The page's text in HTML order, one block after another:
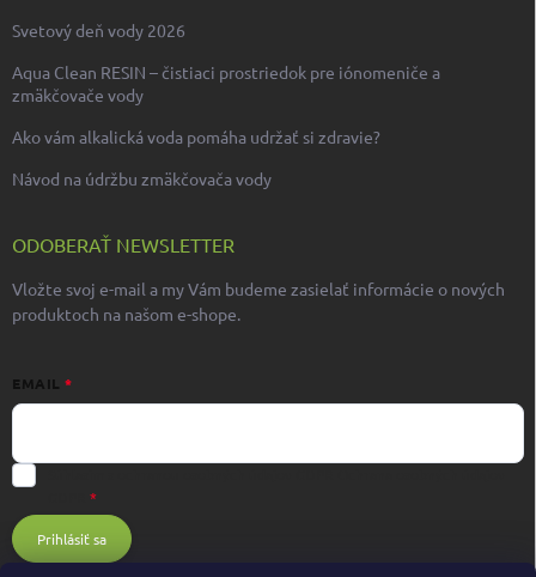
Svetový deň vody 2026
Aqua Clean RESIN – čistiaci prostriedok pre iónomeniče a
zmäkčovače vody
Ako vám alkalická voda pomáha udržať si zdravie?
Návod na údržbu zmäkčovača vody
ODOBERAŤ NEWSLETTER
Vložte svoj e-mail a my Vám budeme zasielať informácie o nových
produktoch na našom e-shope.
EMAIL
Prihlásiť sa